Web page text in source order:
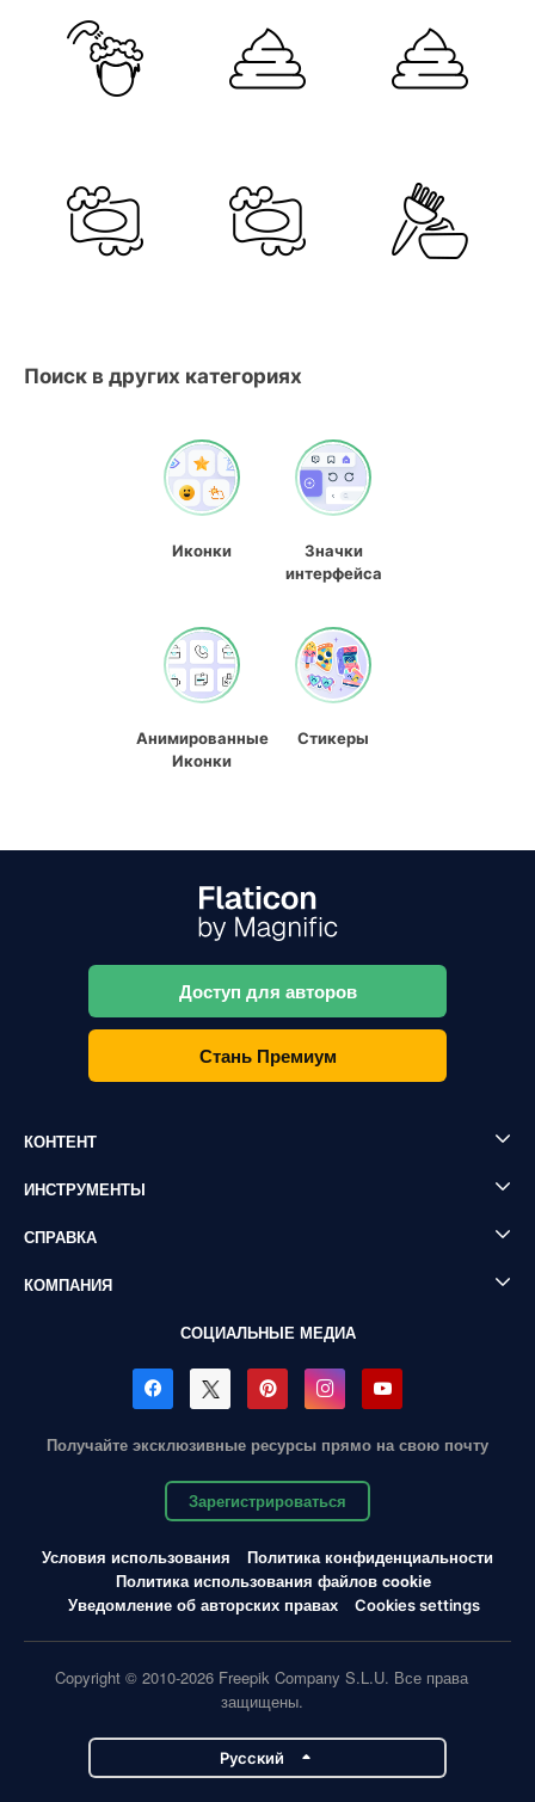
Поиск в других категориях
Иконки
Значки
интерфейса
Анимированные
Иконки
Стикеры
Доступ для авторов
Стань Премиум
КОНТЕНТ
ИНСТРУМЕНТЫ
СПРАВКА
КОМПАНИЯ
СОЦИАЛЬНЫЕ МЕДИА
Получайте эксклюзивные ресурсы прямо на свою почту
Зарегистрироваться
Условия использования
Политика конфиденциальности
Политика использования файлов cookie
Уведомление об авторских правах
Cookies settings
Copyright © 2010-2026 Freepik Company S.L.U. Все права
защищены.
Pусский